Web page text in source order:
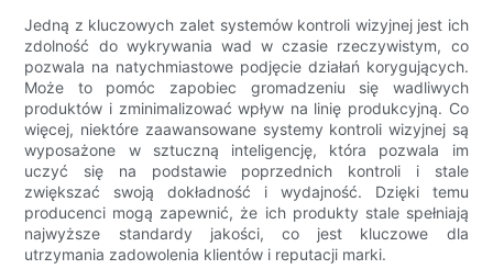
Jedną z kluczowych zalet systemów kontroli wizyjnej jest ich
zdolność do wykrywania wad w czasie rzeczywistym, co
pozwala na natychmiastowe podjęcie działań korygujących.
Może to pomóc zapobiec gromadzeniu się wadliwych
produktów i zminimalizować wpływ na linię produkcyjną. Co
więcej, niektóre zaawansowane systemy kontroli wizyjnej są
wyposażone w sztuczną inteligencję, która pozwala im
uczyć się na podstawie poprzednich kontroli i stale
zwiększać swoją dokładność i wydajność. Dzięki temu
producenci mogą zapewnić, że ich produkty stale spełniają
najwyższe standardy jakości, co jest kluczowe dla
utrzymania zadowolenia klientów i reputacji marki.